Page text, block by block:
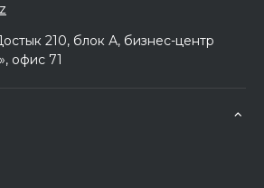
210, блок А, бизнес-центр
офис 71